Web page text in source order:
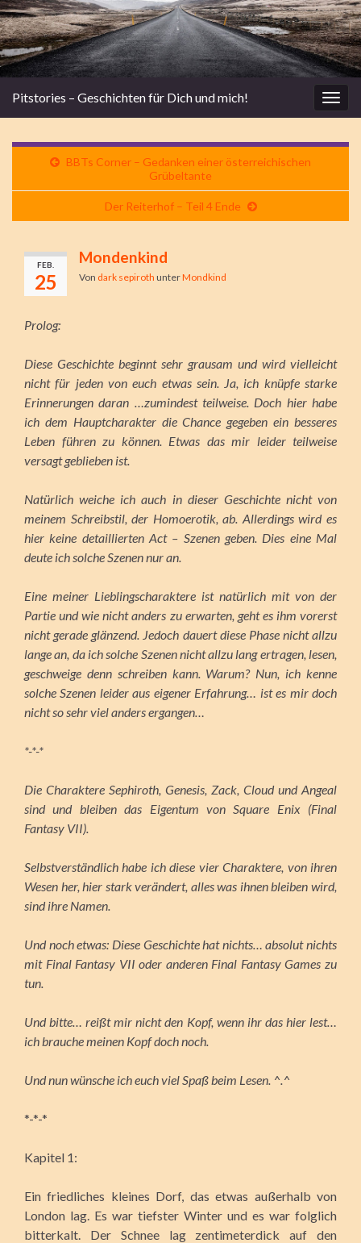
Pitstories – Geschichten für Dich und mich!
BBTs Corner – Gedanken einer österreichischen
Grübeltante
Der Reiterhof – Teil 4 Ende
FEB.
25
Mondenkind
Von dark sepiroth unterMondkind
Prolog:
Diese Geschichte beginnt sehr grausam und wird vielleicht
nicht für jeden von euch etwas sein. Ja, ich knüpfe starke
Erinnerungen daran …zumindest teilweise. Doch hier habe
ich dem Hauptcharakter die Chance gegeben ein besseres
Leben führen zu können. Etwas das mir leider teilweise
versagt geblieben ist.
Natürlich weiche ich auch in dieser Geschichte nicht von
meinem Schreibstil, der Homoerotik, ab. Allerdings wird es
hier keine detaillierten Act – Szenen geben. Dies eine Mal
deute ich solche Szenen nur an.
Eine meiner Lieblingscharaktere ist natürlich mit von der
Partie und wie nicht anders zu erwarten, geht es ihm vorerst
nicht gerade glänzend. Jedoch dauert diese Phase nicht allzu
lange an, da ich solche Szenen nicht allzu lang ertragen, lesen,
geschweige denn schreiben kann. Warum? Nun, ich kenne
solche Szenen leider aus eigener Erfahrung… ist es mir doch
nicht so sehr viel anders ergangen…
*-*-*
Die Charaktere Sephiroth, Genesis, Zack, Cloud und Angeal
sind und bleiben das Eigentum von Square Enix (Final
Fantasy VII).
Selbstverständlich habe ich diese vier Charaktere, von ihren
Wesen her, hier stark verändert, alles was ihnen bleiben wird,
sind ihre Namen.
Und noch etwas: Diese Geschichte hat nichts… absolut nichts
mit Final Fantasy VII oder anderen Final Fantasy Games zu
tun.
Und bitte… reißt mir nicht den Kopf, wenn ihr das hier lest…
ich brauche meinen Kopf doch noch.
Und nun wünsche ich euch viel Spaß beim Lesen. ^.^
*-*-*
Kapitel 1:
Ein friedliches kleines Dorf, das etwas außerhalb von
London lag. Es war tiefster Winter und es war folglich
bitterkalt. Der Schnee lag zentimeterdick auf den